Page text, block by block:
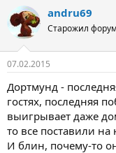
andru69
Старожил
07.02.2015
Дортмунд -
гостях, последняя
выигрывает даже
то все поставили на
И блин, почему-то